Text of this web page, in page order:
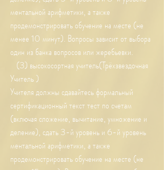
ментальной арифметики, а также
продемонстрировать обучение на месте (не
менее 10 минут). Вопросы зависит от выбора
один из банка вопросов или жеребьевки.
(3) высокосортная учитель(Трёхзвездочная
Учитель )
Учителя должны сдавайтесь формальный
сертификационный текст тест по счетам
(включая сложение, вычитание, умножение и
деление), сдать 3-й уровень и 6-й уровень
ментальной арифметики, а также
продемонстрировать обучение на месте (не